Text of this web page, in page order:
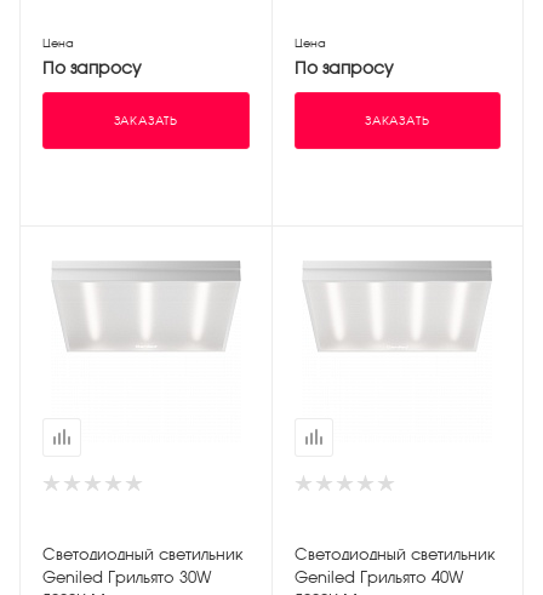
Цена
По запросу
ЗАКАЗАТЬ
Цена
По запросу
ЗАКАЗАТЬ
Светодиодный светильник
Geniled Грильято 30W
Светодиодный светильник
Geniled Грильято 40W